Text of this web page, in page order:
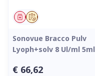
Op voorschrift
Geneesmiddel
Sonovue Bracco Pulv
Lyoph+solv 8 Ul/ml 5ml
€ 66,62